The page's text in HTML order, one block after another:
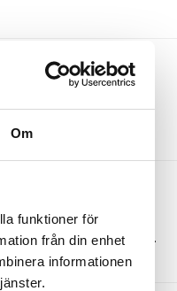
Om
funktioner för
från din enhet
informationen
och inte en bra kvalitet.